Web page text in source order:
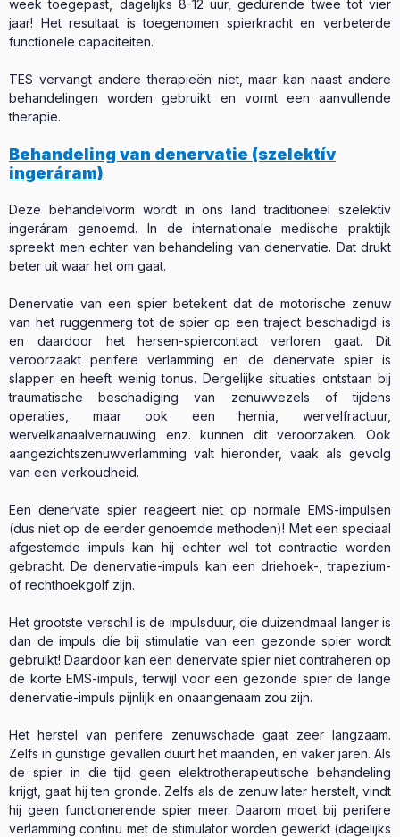
week toegepast, dagelijks 8-12 uur, gedurende twee tot vier
jaar! Het resultaat is toegenomen spierkracht en verbeterde
functionele capaciteiten.
TES vervangt andere therapieën niet, maar kan naast andere
behandelingen worden gebruikt en vormt een aanvullende
therapie.
Behandeling van denervatie (szelektív
ingeráram)
Deze behandelvorm wordt in ons land traditioneel szelektív
ingeráram genoemd. In de internationale medische praktijk
spreekt men echter van behandeling van denervatie. Dat drukt
beter uit waar het om gaat.
Denervatie van een spier betekent dat de motorische zenuw
van het ruggenmerg tot de spier op een traject beschadigd is
en daardoor het hersen-spiercontact verloren gaat. Dit
veroorzaakt perifere verlamming en de denervate spier is
slapper en heeft weinig tonus. Dergelijke situaties ontstaan bij
traumatische beschadiging van zenuwvezels of tijdens
operaties, maar ook een hernia, wervelfractuur,
wervelkanaalvernauwing enz. kunnen dit veroorzaken. Ook
aangezichtszenuwverlamming valt hieronder, vaak als gevolg
van een verkoudheid.
Een denervate spier reageert niet op normale EMS-impulsen
(dus niet op de eerder genoemde methoden)! Met een speciaal
afgestemde impuls kan hij echter wel tot contractie worden
gebracht. De denervatie-impuls kan een driehoek-, trapezium-
of rechthoekgolf zijn.
Het grootste verschil is de impulsduur, die duizendmaal langer is
dan de impuls die bij stimulatie van een gezonde spier wordt
gebruikt! Daardoor kan een denervate spier niet contraheren op
de korte EMS-impuls, terwijl voor een gezonde spier de lange
denervatie-impuls pijnlijk en onaangenaam zou zijn.
Het herstel van perifere zenuwschade gaat zeer langzaam.
Zelfs in gunstige gevallen duurt het maanden, en vaker jaren. Als
de spier in die tijd geen elektrotherapeutische behandeling
krijgt, gaat hij ten gronde. Zelfs als de zenuw later herstelt, vindt
hij geen functionerende spier meer. Daarom moet bij perifere
verlamming continu met de stimulator worden gewerkt (dagelijks